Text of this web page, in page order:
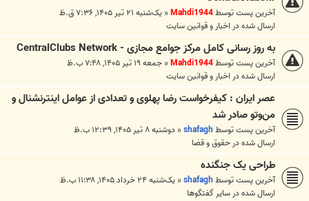
آخرین پست توسطMahdi1944
« یک‌شنبه ۲۱ تیر ۱۴۰۵, ۷:۳۶ ق.ظ
ارسال شده در اخبار و قوانين سايت
به روز رسانی کامل مرکز جوامع مجازی - CentralClubs Network
آخرین پست توسطMahdi1944
« جمعه ۱۹ تیر ۱۴۰۵, ۷:۴۸ ب.ظ
ارسال شده در اخبار و قوانين سايت
عصر ایران : کیفرخواست رضا پهلوی و تعدادی از عوامل اینترنشنال و
من‌وتو صادر شد
آخرین پست توسطshafagh
« دوشنبه ۸ تیر ۱۴۰۵, ۱۲:۳۹ ب.ظ
ارسال شده در حقوق و قضا
طراحی یک جنگنده
آخرین پست توسطshafagh
« یک‌شنبه ۲۴ خرداد ۱۴۰۵, ۱۱:۳۸ ب.ظ
ارسال شده در ساير گفتگوها